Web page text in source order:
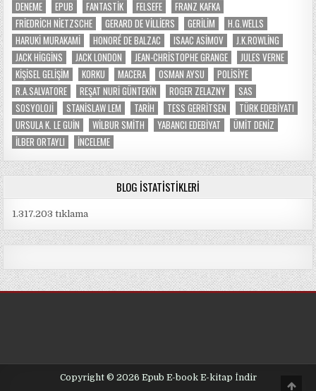
DENEME
EPUB FANTASTIK FELSEFE
FRANZ KAFKA
FRIEDRICH NIETZSCHE
GERARD DE VILLIERS GERILIM
H.G.WELLS
HARUKI MURAKAMI
HONORÉ DE BALZAC ISAAC ASIMOV
J.K.ROWLING
JACK HIGGINS
JACK LONDON JEAN-CHRISTOPHE GRANGE
JULES VERNE
KIŞISEL GELIŞIM
KORKU MACERA OSMAN AYSU
POLISIYE
R.A.SALVATORE
REŞAT NURI GÜNTEKIN ROGER ZELAZNY
SAS
SOSYOLOJI
STANISLAW LEM TARIH TESS GERRITSEN
TÜRK EDEBIYATI
URSULA K. LE GUIN
WILBUR SMITH YABANCI EDEBIYAT
ÜMIT DENIZ
İLBER ORTAYLI
İNCELEME
BLOG İSTATISTIKLERI
1.317.203 tıklama
Copyright © 2026 Epub E-book E-kitap İndir